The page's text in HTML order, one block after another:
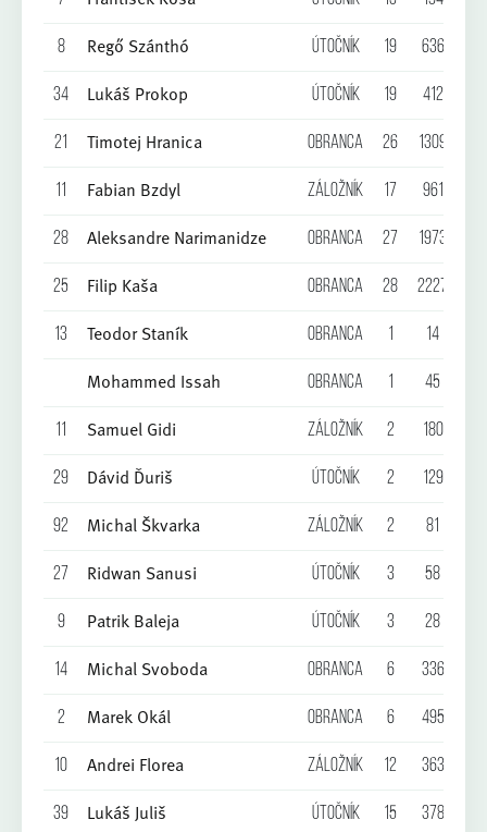
8 Regő Szánthó Útočník 19 636
34 Lukáš Prokop Útočník 19 412
21 Timotej Hranica Obranca 26 1309
11 Fabian Bzdyl Záložník 17 961
28 Aleksandre Narimanidze Obranca 27 1973
25 Filip Kaša Obranca 28 2227
13 Teodor Staník Obranca 1 14
Mohammed Issah Obranca 1 45
11 Samuel Gidi Záložník 2 180
29 Dávid Ďuriš Útočník 2 129
92 Michal Škvarka Záložník 2 81
27 Ridwan Sanusi Útočník 3 58
9 Patrik Baleja Útočník 3 28
14 Michal Svoboda Obranca 6 336
2 Marek Okál Obranca 6 495
10 Andrei Florea Záložník 12 363
39 Lukáš Juliš Útočník 15 378